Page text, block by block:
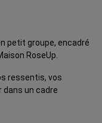
petit groupe, encadré
RoseUp.
ressentis, vos
un cadre